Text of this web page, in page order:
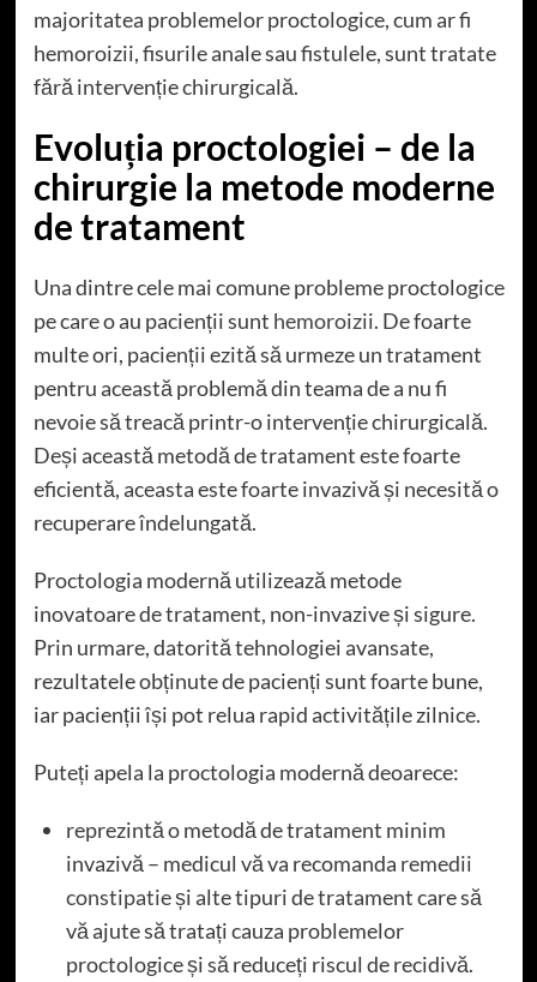
majoritatea problemelor proctologice, cum ar fi
hemoroizii, fisurile anale sau fistulele, sunt tratate
fără intervenție chirurgicală.
Evoluția proctologiei – de la
chirurgie la metode moderne
de tratament
Una dintre cele mai comune probleme proctologice
pe care o au pacienții sunt hemoroizii. De foarte
multe ori, pacienții ezită să urmeze un tratament
pentru această problemă din teama de a nu fi
nevoie să treacă printr-o intervenție chirurgicală.
Deși această metodă de tratament este foarte
eficientă, aceasta este foarte invazivă și necesită o
recuperare îndelungată.
Proctologia modernă utilizează metode
inovatoare de tratament, non-invazive și sigure.
Prin urmare, datorită tehnologiei avansate,
rezultatele obținute de pacienți sunt foarte bune,
iar pacienții își pot relua rapid activitățile zilnice.
Puteți apela la proctologia modernă deoarece:
reprezintă o metodă de tratament minim
invazivă – medicul vă va recomanda remedii
constipatieși alte tipuri de tratament care să
vă ajute să tratați cauza problemelor
proctologice și să reduceți riscul de recidivă.